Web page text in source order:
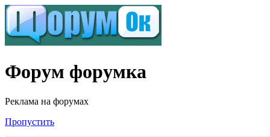
Форум форумка
Реклама на форумах
Пропустить